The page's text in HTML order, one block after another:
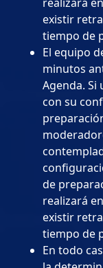
existir
tiempo de
El equipo
minutos
Agenda.
con su
de
realizará
existir
tiempo de
En todo